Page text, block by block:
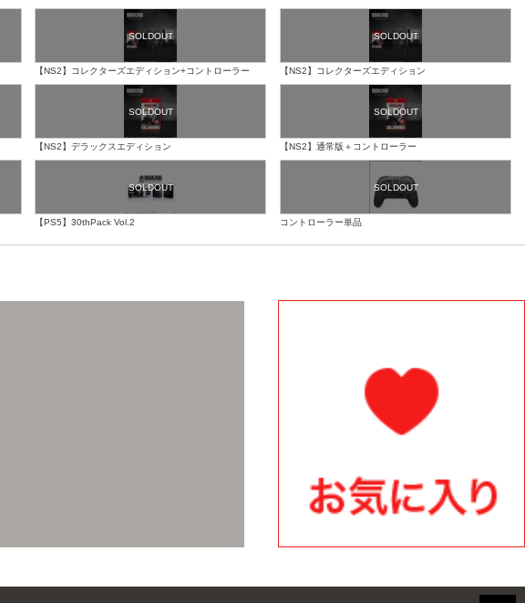
【NS2】コレクターズエディション+コントローラー 【NS2】コレクターズエディション
【NS2】デラックスエディション 【NS2】通常版＋コントローラー
【PS5】30thPack Vol.2 コントローラー単品